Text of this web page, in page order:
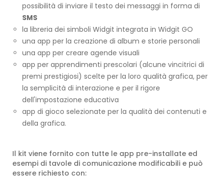
possibilità di inviare il testo dei messaggi in forma di
SMS
la libreria dei simboli Widgit integrata in Widgit GO
una app per la creazione di album e storie personali
una app per creare agende visuali
app per apprendimenti prescolari (alcune vincitrici di
premi prestigiosi) scelte per la loro qualità grafica, per
la semplicità di interazione e per il rigore
dell'impostazione educativa
app di gioco selezionate per la qualità dei contenuti e
della grafica.
Il kit viene fornito con tutte le app pre-installate ed
esempi di tavole di comunicazione modificabili e può
essere richiesto con: